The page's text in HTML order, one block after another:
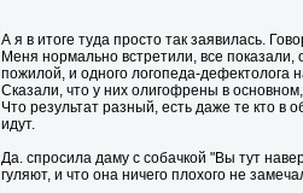
А я в итоге туда просто так заявилась.
Меня нормально встретили, все
пожилой, и одного логопеда-
Сказали, что у них олигофрены в
Что результат разный, есть даже те кто в
идут.
Да. спросила даму с собачкой "Вы тут
гуляют, и что она ничего плохого не